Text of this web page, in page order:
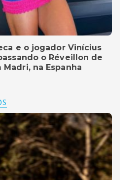
e o jogador Vinícius
o Réveillon de
Madri, na Espanha